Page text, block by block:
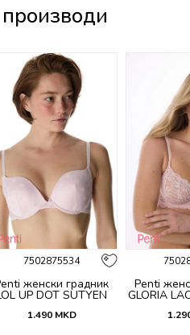
7502875534
женски градник
UP DOT SUTYEN
1.490 MKD
Penti
GLORIA